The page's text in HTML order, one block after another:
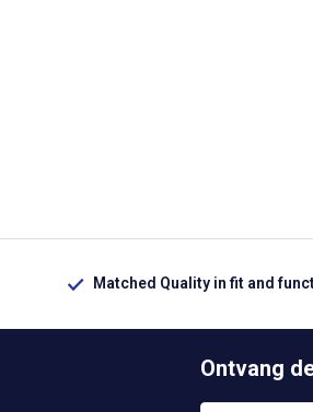
Matched Quality in fit and
Ontvang